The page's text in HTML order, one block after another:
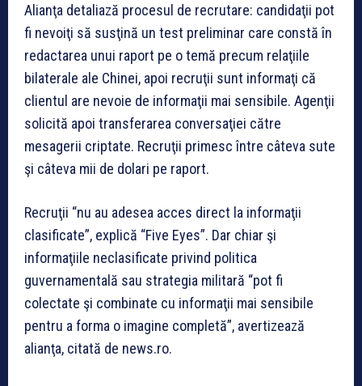
Alianţa detaliază procesul de recrutare: candidaţii pot
fi nevoiţi să susţină un test preliminar care constă în
redactarea unui raport pe o temă precum relaţiile
bilaterale ale Chinei, apoi recruţii sunt informaţi că
clientul are nevoie de informaţii mai sensibile. Agenţii
solicită apoi transferarea conversaţiei către
mesagerii criptate. Recruţii primesc între câteva sute
şi câteva mii de dolari pe raport.
Recruţii “nu au adesea acces direct la informaţii
clasificate”, explică “Five Eyes”. Dar chiar şi
informaţiile neclasificate privind politica
guvernamentală sau strategia militară “pot fi
colectate şi combinate cu informaţii mai sensibile
pentru a forma o imagine completă”, avertizează
alianţa, citată de news.ro.